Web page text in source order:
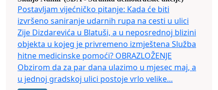
Postavljam vijećničko pitanje: Kada će biti
izvršeno saniranje udarnih rupa na cesti u ulici
Zije Dizdarevića u Blatuši, a u neposrednoj blizini
objekta u kojeg je privremeno izmještena Služba
hitne medicinske pomoći? OBRAZLOŽENJE
Obzirom da za par dana ulazimo u mjesec maj, a
u jednoj gradskoj ulici postoje vrlo velike...